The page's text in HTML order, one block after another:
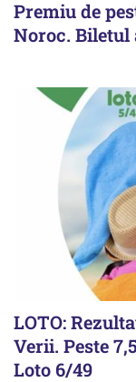
Premiu de
Noroc.
LOTO:
Verii. Peste
Loto 6/49